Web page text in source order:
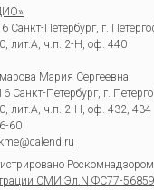
Санкт-Петербург, г.
лит.А, ч.п. 2-Н, оф. 440
Мария Сергеевна
Санкт-Петербург, г.
лит.А, ч.п. 2-Н, оф. 432, 434
60
СМИ Эл.N ФС77-